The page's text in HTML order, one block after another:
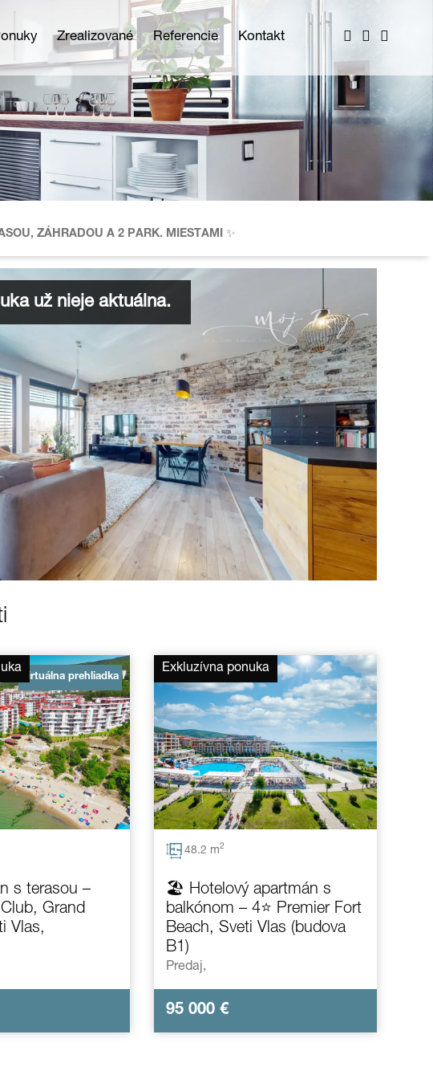
Zrealizované Referencie Kontakt
ZÁHRADOU A 2 PARK. MIESTAMI ✨
už nieje aktuálna.
Virtuálna prehliadka
s terasou –
Grand
Vlas,
Exkluzívna ponuka
48.2 m2
🏖️ Hotelový apartmán s
balkónom – 4⭐ Premier Fort
Beach, Sveti Vlas (budova
B1)
Predaj,
95 000 €